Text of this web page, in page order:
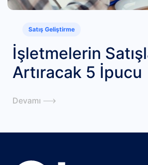
Satış Geliştirme
İşletmelerin
Artıracak 5 İpucu
Devamı